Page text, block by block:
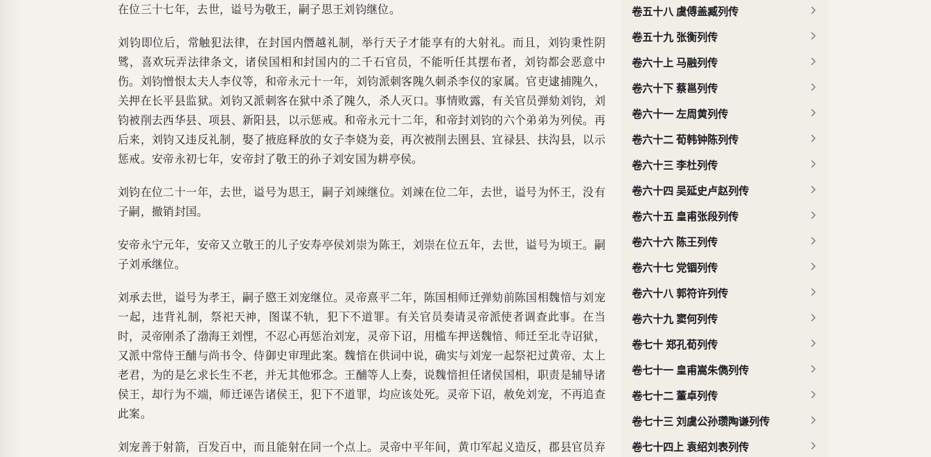
在位三十七年，去世，谥号为敬王，嗣子思王刘钧继位。
刘钧即位后，常触犯法律，在封国内僭越礼制，举行天子才能享有的大射礼。而且，刘钧秉性阴
骘，喜欢玩弄法律条文，诸侯国相和封国内的二千石官员，不能听任其摆布者，刘钧都会恶意中
伤。刘钧憎恨太夫人李仪等，和帝永元十一年，刘钧派刺客隗久刺杀李仪的家属。官吏逮捕隗久，
关押在长平县监狱。刘钧又派刺客在狱中杀了隗久，杀人灭口。事情败露，有关官员弹劾刘钧，刘
钧被削去西华县、项县、新阳县，以示惩戒。和帝永元十二年，和帝封刘钧的六个弟弟为列侯。再
后来，刘钧又违反礼制，娶了掖庭释放的女子李娆为妾，再次被削去圉县、宜禄县、扶沟县，以示
惩戒。安帝永初七年，安帝封了敬王的孙子刘安国为耕亭侯。
刘钧在位二十一年，去世，谥号为思王，嗣子刘竦继位。刘竦在位二年，去世，谥号为怀王，没有
子嗣，撤销封国。
安帝永宁元年，安帝又立敬王的儿子安寿亭侯刘崇为陈王，刘崇在位五年，去世，谥号为顷王。嗣
子刘承继位。
刘承去世，谥号为孝王，嗣子愍王刘宠继位。灵帝熹平二年，陈国相师迁弹劾前陈国相魏愔与刘宠
一起，违背礼制，祭祀天神，图谋不轨，犯下不道罪。有关官员奏请灵帝派使者调查此事。在当
时，灵帝刚杀了渤海王刘悝，不忍心再惩治刘宠，灵帝下诏，用槛车押送魏愔、师迁至北寺诏狱，
又派中常侍王酺与尚书令、侍御史审理此案。魏愔在供词中说，确实与刘宠一起祭祀过黄帝、太上
老君，为的是乞求长生不老，并无其他邪念。王酺等人上奏，说魏愔担任诸侯国相，职责是辅导诸
侯王，却行为不端，师迁诬告诸侯王，犯下不道罪，均应该处死。灵帝下诏，赦免刘宠，不再追查
此案。
刘宠善于射箭，百发百中，而且能射在同一个点上。灵帝中平年间，黄巾军起义造反，郡县官员弃
卷五十八 虞傅盖臧列传
卷五十九 张衡列传
卷六十上 马融列传
卷六十下 蔡邕列传
卷六十一 左周黄列传
卷六十二 荀韩钟陈列传
卷六十三 李杜列传
卷六十四 吴延史卢赵列传
卷六十五 皇甫张段列传
卷六十六 陈王列传
卷六十七 党锢列传
卷六十八 郭符许列传
卷六十九 窦何列传
卷七十 郑孔荀列传
卷七十一 皇甫嵩朱儁列传
卷七十二 董卓列传
卷七十三 刘虞公孙瓒陶谦列传
卷七十四上 袁绍刘表列传